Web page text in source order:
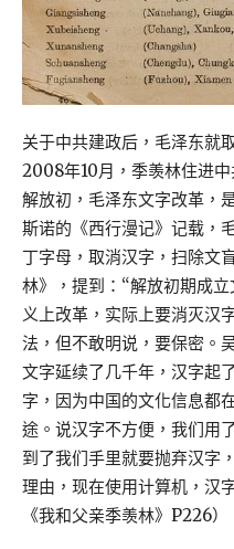
关于中共建政后，毛泽东就
2008年10月，季羡林住进中
解放初，毛泽东文字改革，
斯诺的《西行漫记》记载，
丁字母，取消汉字，扫除文
林》，提到：“解放初期成
义上改革，实际上要消灭汉
法，但不敢明说，要保密。
文字延续了几千年，汉字起
字，因为中国的文化信息都
途。说汉字不方便，我们用
到了我们手里就要抛弃汉字
理由，现在使用计算机，汉
《我和父亲季羡林》P226）